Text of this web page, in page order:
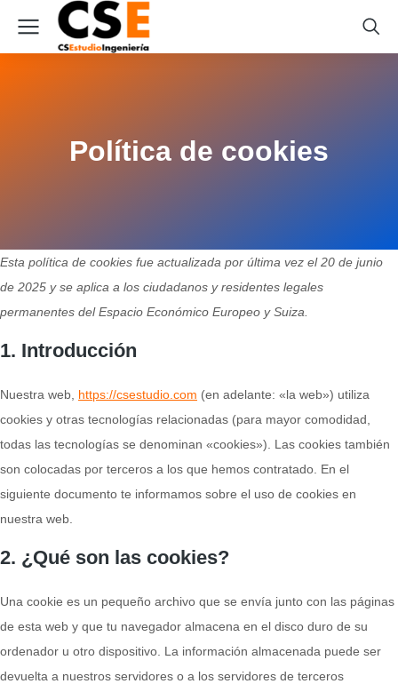
Política de cookies
Esta política de cookies fue actualizada por última vez el 20 de junio
de 2025 y se aplica a los ciudadanos y residentes legales
permanentes del Espacio Económico Europeo y Suiza.
1. Introducción
Nuestra web, https://csestudio.com (en adelante: «la web») utiliza
cookies y otras tecnologías relacionadas (para mayor comodidad,
todas las tecnologías se denominan «cookies»). Las cookies también
son colocadas por terceros a los que hemos contratado. En el
siguiente documento te informamos sobre el uso de cookies en
nuestra web.
2. ¿Qué son las cookies?
Una cookie es un pequeño archivo que se envía junto con las páginas
de esta web y que tu navegador almacena en el disco duro de su
ordenador u otro dispositivo. La información almacenada puede ser
devuelta a nuestros servidores o a los servidores de terceros